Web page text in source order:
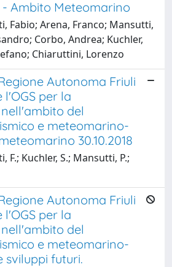
- Ambito Meteomarino
Fabio; Arena, Franco; Mansutti,
Corbo, Andrea; Kuchler,
Chiaruttini, Lorenzo
Autonoma Friuli
l'OGS per la
del
e meteomarino-
30.10.2018
F.; Kuchler, S.; Mansutti, P.;
Autonoma Friuli
l'OGS per la
del
e meteomarino-
sviluppi futuri.